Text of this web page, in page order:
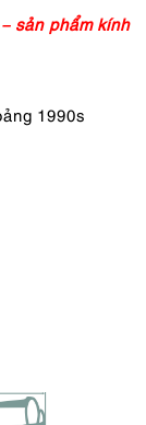
sản phẩm kính
1990s